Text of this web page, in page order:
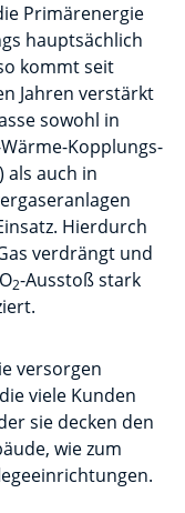
Primärenergie
hauptsächlich
kommt seit
Jahren verstärkt
sowohl in
Kopplungs-
als auch in
Hierdurch
verdrängt und
2-Ausstoß stark
versorgen
viele Kunden
sie decken den
wie zum